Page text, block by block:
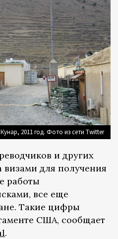
2011 год. Фото из сети Twitter
и других
визами для получения
работы
все еще
Такие цифры
США, сообщает
.